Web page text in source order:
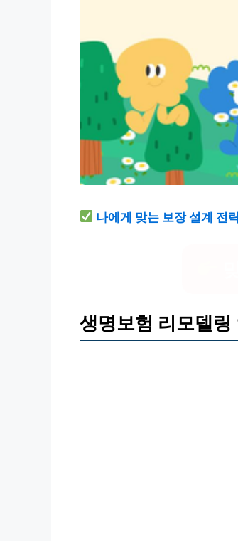
나에게 맞는 보장 설계 전
생명보험 리모델